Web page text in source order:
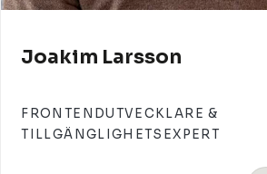
Joakim Larsson
FRONTENDUTVECKLARE &
TILLGÄNGLIGHETSEXPERT